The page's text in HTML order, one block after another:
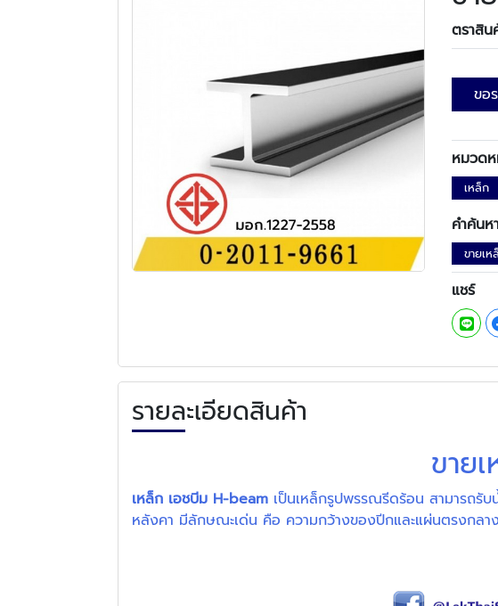
ตราสิน
ขอ
หมวด
เหล็ก
คำค้นห
ขายเ
แชร์
รายละเอียดสินค้า
ขาย
เหล็ก เอชบีม H-beam เป็นเหล็กรูปพรรณรีดร้อน สามารถรับ
หลังคา มีลักษณะเด่น คือ ความกว้างของปีกและแผ่นตรงกลา